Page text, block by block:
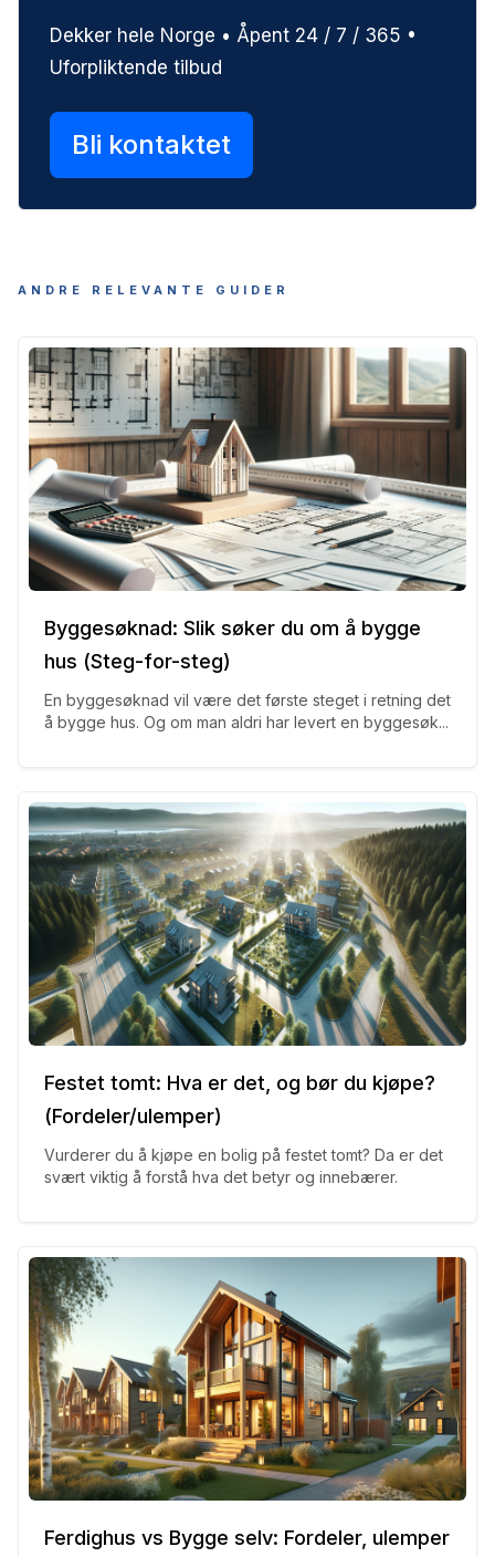
Dekker hele Norge • Åpent 24 / 7 / 365 •
Uforpliktende tilbud
Bli kontaktet
ANDRE RELEVANTE GUIDER
Byggesøknad: Slik søker du om å bygge
hus (Steg-for-steg)
En byggesøknad vil være det første steget i retning det
å bygge hus. Og om man aldri har levert en byggesøk...
Festet tomt: Hva er det, og bør du kjøpe?
(Fordeler/ulemper)
Vurderer du å kjøpe en bolig på festet tomt? Da er det
svært viktig å forstå hva det betyr og innebærer.
Ferdighus vs Bygge selv: Fordeler, ulemper